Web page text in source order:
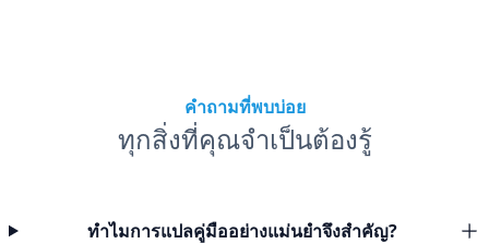
คำถามที่พบบ่อย
ทุกสิ่งที่คุณจำเป็นต้องรู้
ทำไมการแปลคู่มืออย่างแม่นยำจึงสำคัญ?